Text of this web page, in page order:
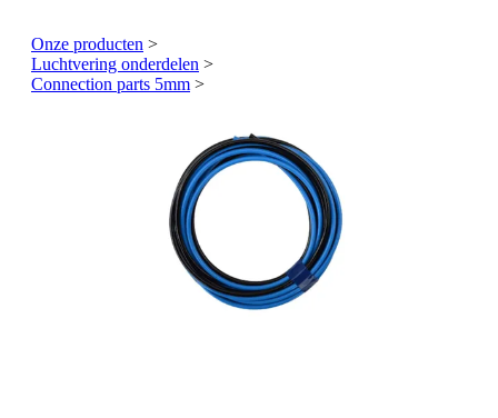
Onze producten >
Luchtvering onderdelen >
Connection parts 5mm >